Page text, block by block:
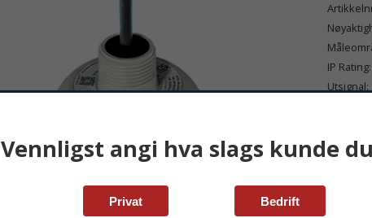
Vennligst angi hva slags kunde
Privat Bedrift
IP Rating:
Utsignal: